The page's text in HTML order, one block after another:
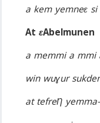
a kem yemneɛ
At ɛAbelmunen
a memmi a mmi
win wuɣur
at tefreȠ